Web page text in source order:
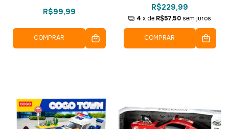
R$99,99
COMPRAR
R$229,99
4 x de R$57,50 sem juros
COMPRAR